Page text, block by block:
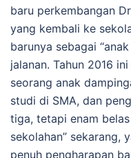
baru perkembangan
yang kembali ke
barunya sebagai
jalanan. Tahun 2016
seorang anak
studi di SMA, dan
tiga, tetapi enam
sekolahan” sekarang,
penuh pengharapan